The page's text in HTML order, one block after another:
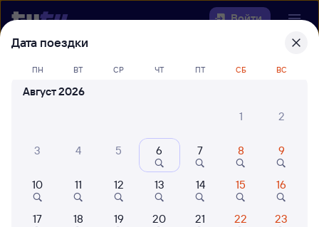
Войти
Выберите день, чтобы найтиж/д
билеты Калинковичи — Быхов
42 млн путешествуют с
Дата поездки
ПН ВТ СР ЧТ ПТ СБ ВС
Август 2026
1
2
3 4 5 6 7 8 9
10 11 12 13 14 15 16
17 18 19 20 21 22 23